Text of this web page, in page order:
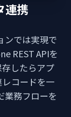
連携
ンでは実現で
REST APIを
したらアプ
コードを一
業務フローを